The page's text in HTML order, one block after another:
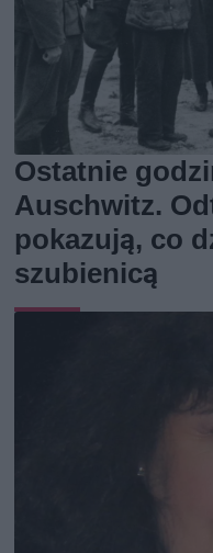
Ostatnie
Auschwitz.
pokazują, co
szubienicą